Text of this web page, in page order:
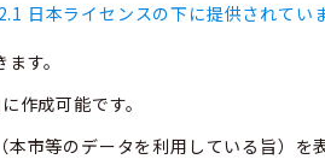
日本ライセンスの下に提供されていま
す。
作成可能です。
市等のデータを利用している旨）を